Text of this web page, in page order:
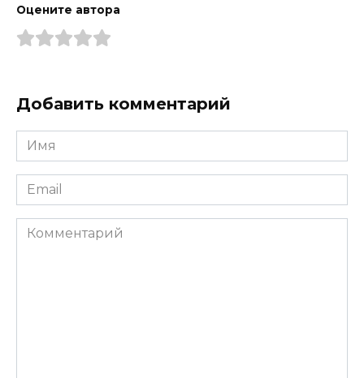
Оцените автора
Добавить комментарий
Имя
*
Email
*
Комментарий